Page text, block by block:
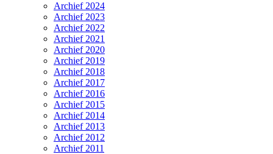
Archief 2024
Archief 2023
Archief 2022
Archief 2021
Archief 2020
Archief 2019
Archief 2018
Archief 2017
Archief 2016
Archief 2015
Archief 2014
Archief 2013
Archief 2012
Archief 2011